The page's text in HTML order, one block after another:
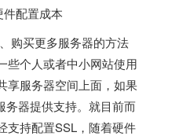
配置成本
购买更多服务器的方法
些个人或者中小网站使用
享服务器空间上面，如果
务器提供支持。就目前而
支持配置SSL，随着硬件